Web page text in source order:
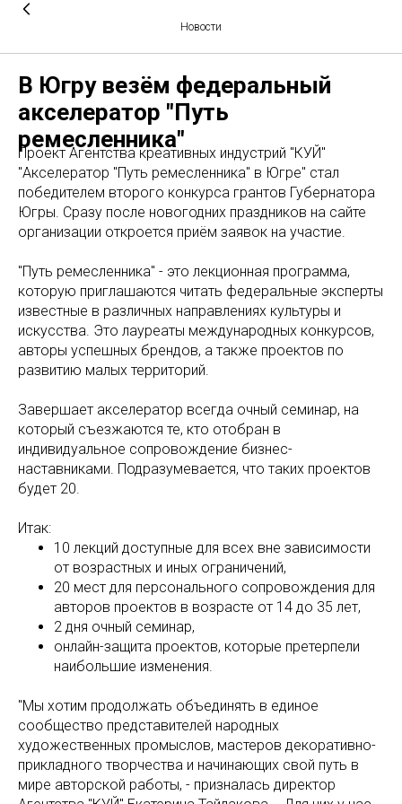
Новости
В Югру везём федеральный
акселератор "Путь
ремесленника"
Проект Агентства креативных индустрий "КУЙ"
"Акселератор "Путь ремесленника" в Югре" стал
победителем второго конкурса грантов Губернатора
Югры. Сразу после новогодних праздников на сайте
организации откроется приём заявок на участие.
"Путь ремесленника" - это лекционная программа,
которую приглашаются читать федеральные эксперты
известные в различных направлениях культуры и
искусства. Это лауреаты международных конкурсов,
авторы успешных брендов, а также проектов по
развитию малых территорий.
Завершает акселератор всегда очный семинар, на
который съезжаются те, кто отобран в
индивидуальное сопровождение бизнес-
наставниками. Подразумевается, что таких проектов
будет 20.
Итак:
10 лекций доступные для всех вне зависимости
от возрастных и иных ограничений,
20 мест для персонального сопровождения для
авторов проектов в возрасте от 14 до 35 лет,
2 дня очный семинар,
онлайн-защита проектов, которые претерпели
наибольшие изменения.
"Мы хотим продолжать объединять в единое
сообщество представителей народных
художественных промыслов, мастеров декоративно-
прикладного творчества и начинающих свой путь в
мире авторской работы, - призналась директор